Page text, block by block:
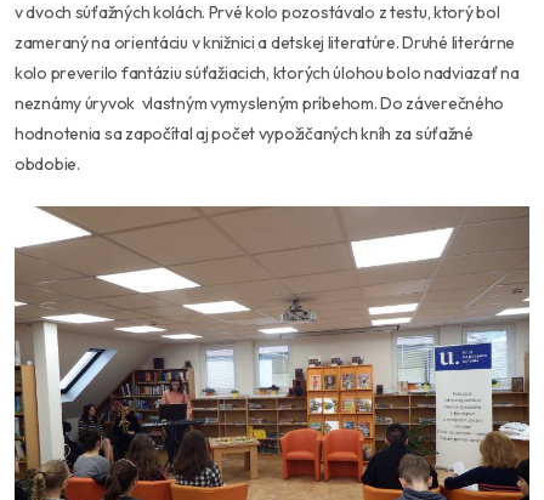
v dvoch súťažných kolách. Prvé kolo pozostávalo z testu, ktorý bol
zameraný na orientáciu v knižnici a detskej literatúre. Druhé literárne
kolo preverilo fantáziu súťažiacich, ktorých úlohou bolo nadviazať na
neznámy úryvok vlastným vymysleným príbehom. Do záverečného
hodnotenia sa započítal aj počet vypožičaných kníh za súťažné
obdobie.